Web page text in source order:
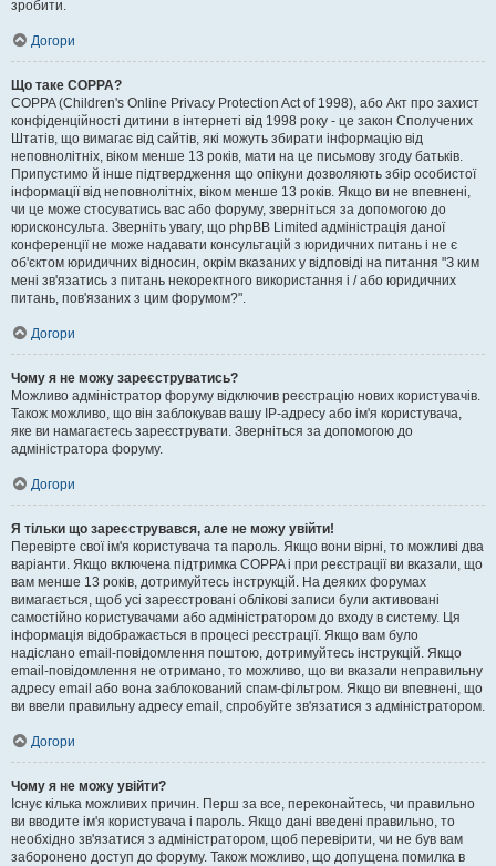
зробити.
Догори
Що таке COPPA?
COPPA (Children's Online Privacy Protection Act of 1998), або Акт про захист
конфіденційності дитини в інтернеті від 1998 року - це закон Сполучених
Штатів, що вимагає від сайтів, які можуть збирати інформацію від
неповнолітніх, віком менше 13 років, мати на це письмову згоду батьків.
Припустимо й інше підтвердження що опікуни дозволяють збір особистої
інформації від неповнолітніх, віком менше 13 років. Якщо ви не впевнені,
чи це може стосуватись вас або форуму, зверніться за допомогою до
юрисконсульта. Зверніть увагу, що phpBB Limited адміністрація даної
конференції не може надавати консультацій з юридичних питань і не є
об'єктом юридичних відносин, окрім вказаних у відповіді на питання "З ким
мені зв'язатись з питань некоректного використання і / або юридичних
питань, пов'язаних з цим форумом?".
Догори
Чому я не можу зареєструватись?
Можливо адміністратор форуму відключив реєстрацію нових користувачів.
Також можливо, що він заблокував вашу IP-адресу або ім'я користувача,
яке ви намагаєтесь зареєструвати. Зверніться за допомогою до
адміністратора форуму.
Догори
Я тільки що зареєструвався, але не можу увійти!
Перевірте свої ім'я користувача та пароль. Якщо вони вірні, то можливі два
варіанти. Якщо включена підтримка COPPA і при реєстрації ви вказали, що
вам менше 13 років, дотримуйтесь інструкцій. На деяких форумах
вимагається, щоб усі зареєстровані облікові записи були активовані
самостійно користувачами або адміністратором до входу в систему. Ця
інформація відображається в процесі реєстрації. Якщо вам було
надіслано email-повідомлення поштою, дотримуйтесь інструкцій. Якщо
email-повідомлення не отримано, то можливо, що ви вказали неправильну
адресу email або вона заблокований спам-фільтром. Якщо ви впевнені, що
ви ввели правильну адресу email, спробуйте зв'язатися з адміністратором.
Догори
Чому я не можу увійти?
Існує кілька можливих причин. Перш за все, переконайтесь, чи правильно
ви вводите ім'я користувача і пароль. Якщо дані введені правильно, то
необхідно зв'язатися з адміністратором, щоб перевірити, чи не був вам
заборонено доступ до форуму. Також можливо, що допущена помилка в